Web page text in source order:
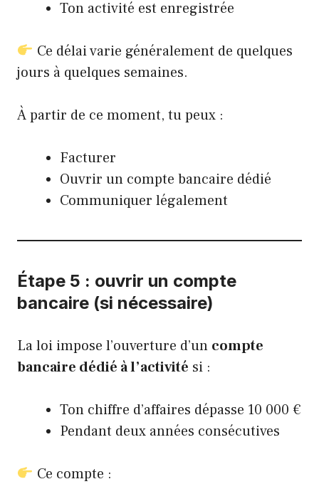
Ton activité est enregistrée
Ce délai varie généralement de quelques
jours à quelques semaines.
À partir de ce moment, tu peux :
Facturer
Ouvrir un compte bancaire dédié
Communiquer légalement
Étape 5 : ouvrir un compte
bancaire (si nécessaire)
La loi impose l’ouverture d’un compte
bancaire dédié à l’activité si :
Ton chiffre d’affaires dépasse 10 000 €
Pendant deux années consécutives
Ce compte :